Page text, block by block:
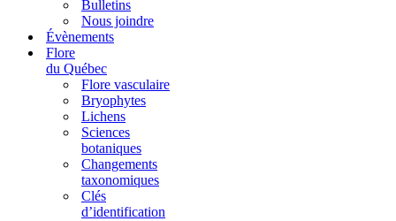
Bulletins
Nous joindre
Évènements
Flore
du Québec
Flore vasculaire
Bryophytes
Lichens
Sciences
botaniques
Changements
taxonomiques
Clés
d’identification